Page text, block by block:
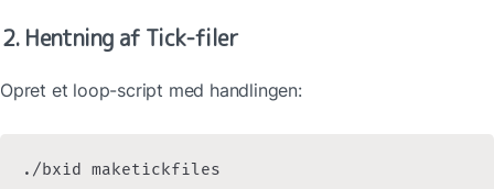
2. Hentning af Tick-filer
Opret et loop-script med handlingen:
./bxid maketickfiles